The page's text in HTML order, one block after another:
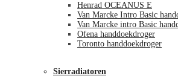
Henrad OCEANUS E
Van Marcke Intro Basic
Van Marcke intro Basic
Ofena handdoekdroger
Toronto handdoekdroger
Sierradiatoren